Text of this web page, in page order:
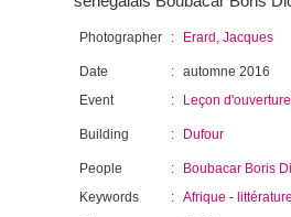
Photographer : Erard, Jacques
Date : automne 2016
Event
: Leçon d'ouverture
Building : Dufour
People :
Boubacar Boris
Keywords
: Afrique -